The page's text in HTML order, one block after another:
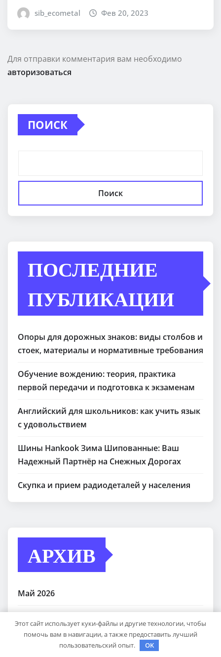
sib_ecometal Фев 20, 2023
Для отправки комментария вам необходимо
авторизоваться
ПОИСК
Поиск
ПОСЛЕДНИЕ
ПУБЛИКАЦИИ
Опоры для дорожных знаков: виды столбов и
стоек, материалы и нормативные требования
Обучение вождению: теория, практика
первой передачи и подготовка к экзаменам
Английский для школьников: как учить язык
с удовольствием
Шины Hankook Зима Шипованные: Ваш
Надежный Партнёр на Снежных Дорогах
Скупка и прием радиодеталей у населения
АРХИВ
Май 2026
Этот сайт использует куки-файлы и другие технологии, чтобы
помочь вам в навигации, а также предоставить лучший
пользовательский опыт.
OK